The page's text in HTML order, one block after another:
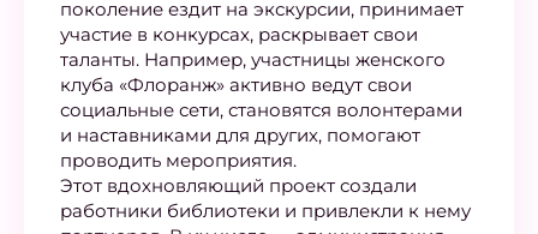
поколение ездит на экскурсии, принимает
участие в конкурсах, раскрывает свои
таланты. Например, участницы женского
клуба «Флоранж» активно ведут свои
социальные сети, становятся волонтерами
и наставниками для других, помогают
проводить мероприятия.
Этот вдохновляющий проект создали
работники библиотеки и привлекли к нему